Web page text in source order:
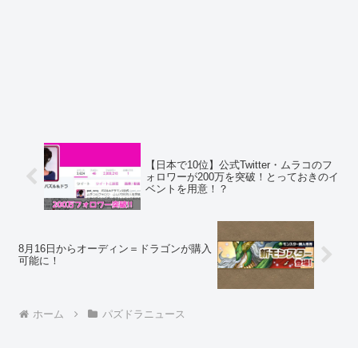
【日本で10位】公式Twitter・ムラコのフ
ォロワーが200万を突破！とっておきのイ
ベントを用意！？
8月16日からオーディン＝ドラゴンが購入
可能に！
ホーム パズドラニュース